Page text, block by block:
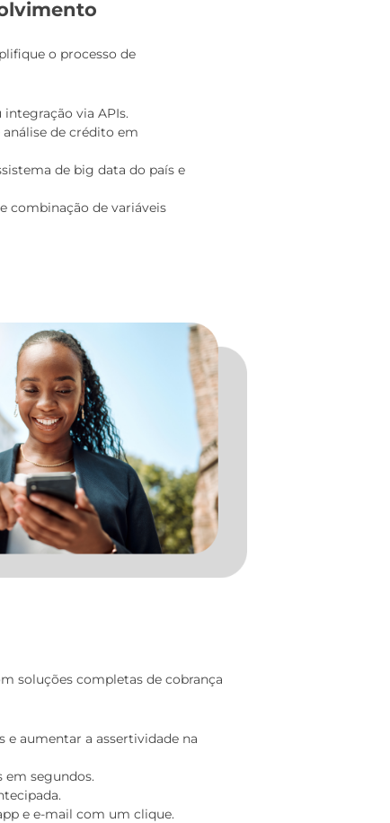
o processo de
via APIs.
de crédito em
de big data do país e
combinação de variáveis
soluções completas de cobrança
e aumentar a assertividade na
em segundos.
e e-mail com um clique.